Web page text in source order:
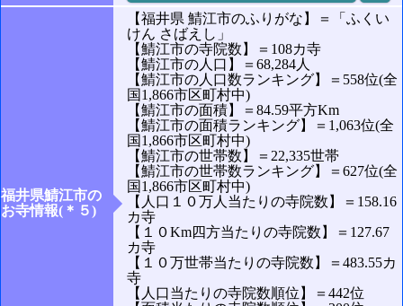
福井県鯖江市の
お寺情報(＊５)
【福井県 鯖江市のふりがな】＝「ふくい
けん さばえし」
【鯖江市の寺院数】＝108カ寺
【鯖江市の人口】＝68,284人
【鯖江市の人口数ランキング】＝558位(全
国1,866市区町村中)
【鯖江市の面積】＝84.59平方Km
【鯖江市の面積ランキング】＝1,063位(全
国1,866市区町村中)
【鯖江市の世帯数】＝22,335世帯
【鯖江市の世帯数ランキング】＝627位(全
国1,866市区町村中)
【人口１０万人当たりの寺院数】＝158.16
カ寺
【１０Km四方当たりの寺院数】＝127.67
カ寺
【１０万世帯当たりの寺院数】＝483.55カ
寺
【人口当たりの寺院数順位】＝442位